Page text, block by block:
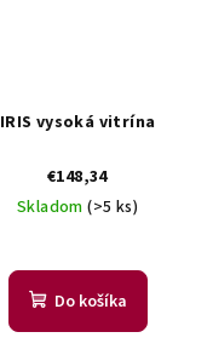
IRIS vysoká vitrína
€148,34
Skladom(>5 ks)
Do košíka